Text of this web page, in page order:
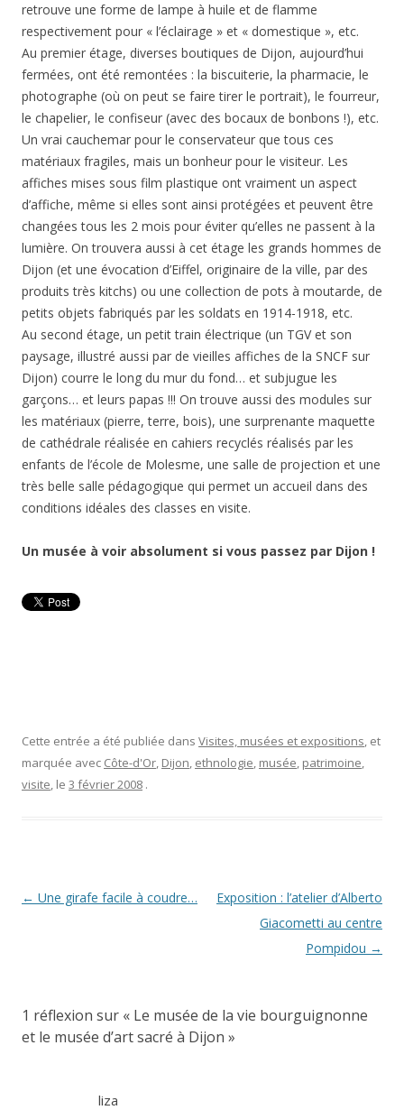
retrouve une forme de lampe à huile et de flamme
respectivement pour « l’éclairage » et « domestique », etc.
Au premier étage, diverses boutiques de Dijon, aujourd’hui
fermées, ont été remontées : la biscuiterie, la pharmacie, le
photographe (où on peut se faire tirer le portrait), le fourreur,
le chapelier, le confiseur (avec des bocaux de bonbons !), etc.
Un vrai cauchemar pour le conservateur que tous ces
matériaux fragiles, mais un bonheur pour le visiteur. Les
affiches mises sous film plastique ont vraiment un aspect
d’affiche, même si elles sont ainsi protégées et peuvent être
changées tous les 2 mois pour éviter qu’elles ne passent à la
lumière. On trouvera aussi à cet étage les grands hommes de
Dijon (et une évocation d’Eiffel, originaire de la ville, par des
produits très kitchs) ou une collection de pots à moutarde, de
petits objets fabriqués par les soldats en 1914-1918, etc.
Au second étage, un petit train électrique (un TGV et son
paysage, illustré aussi par de vieilles affiches de la SNCF sur
Dijon) courre le long du mur du fond… et subjugue les
garçons… et leurs papas !!! On trouve aussi des modules sur
les matériaux (pierre, terre, bois), une surprenante maquette
de cathédrale réalisée en cahiers recyclés réalisés par les
enfants de l’école de Molesme, une salle de projection et une
très belle salle pédagogique qui permet un accueil dans des
conditions idéales des classes en visite.
Un musée à voir absolument si vous passez par Dijon !
Cette entrée a été publiée dans Visites, musées et expositions, et
marquée avec Côte-d'Or, Dijon, ethnologie, musée, patrimoine,
visite, le 3 février 2008 .
Navigation
← Une girafe facile à coudre…
Exposition : l’atelier d’Alberto
Giacometti au centre
Pompidou →
1 réflexion sur « Le musée de la vie bourguignonne
et le musée d’art sacré à Dijon »
liza